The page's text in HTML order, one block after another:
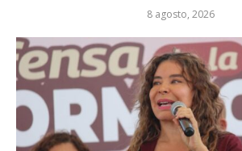
8 agosto, 2026